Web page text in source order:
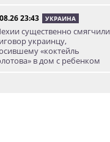
23:43 УКРАИНА
существенно смягчили
украинцу,
«коктейль
в дом с ребенком